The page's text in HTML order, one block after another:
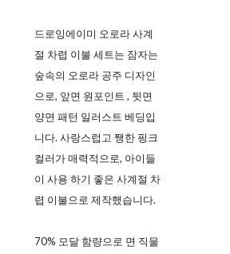
드로잉에이미 오로라 사계
절 차렵 이불 세트는 잠자는
숲속의 오로라 공주 디자인
으로, 앞면 원포인트 , 뒷면
양면 패턴 일러스트 베딩입
니다. 사랑스럽고 쨍한 핑크
컬러가 매력적으로, 아이들
이 사용 하기 좋은 사계절 차
렵 이불으로 제작했습니다.
70% 모달 함량으로 면 직물